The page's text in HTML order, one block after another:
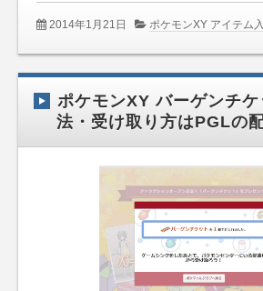
2014年1月21日 ポケモンXY アイテム
ポケモンXY バーゲンチ
法・受け取り方はPGLの配